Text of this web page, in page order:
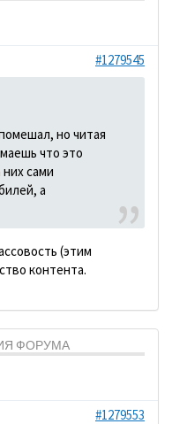
#1279545
но читая
что это
сами
а
(этим
контента.
ФОРУМА
#1279553